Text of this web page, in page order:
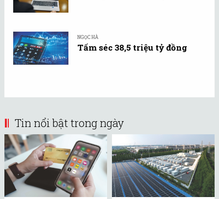
NGỌC HÀ
Tấm séc 38,5 triệu tỷ đồng
Tin nổi bật trong ngày